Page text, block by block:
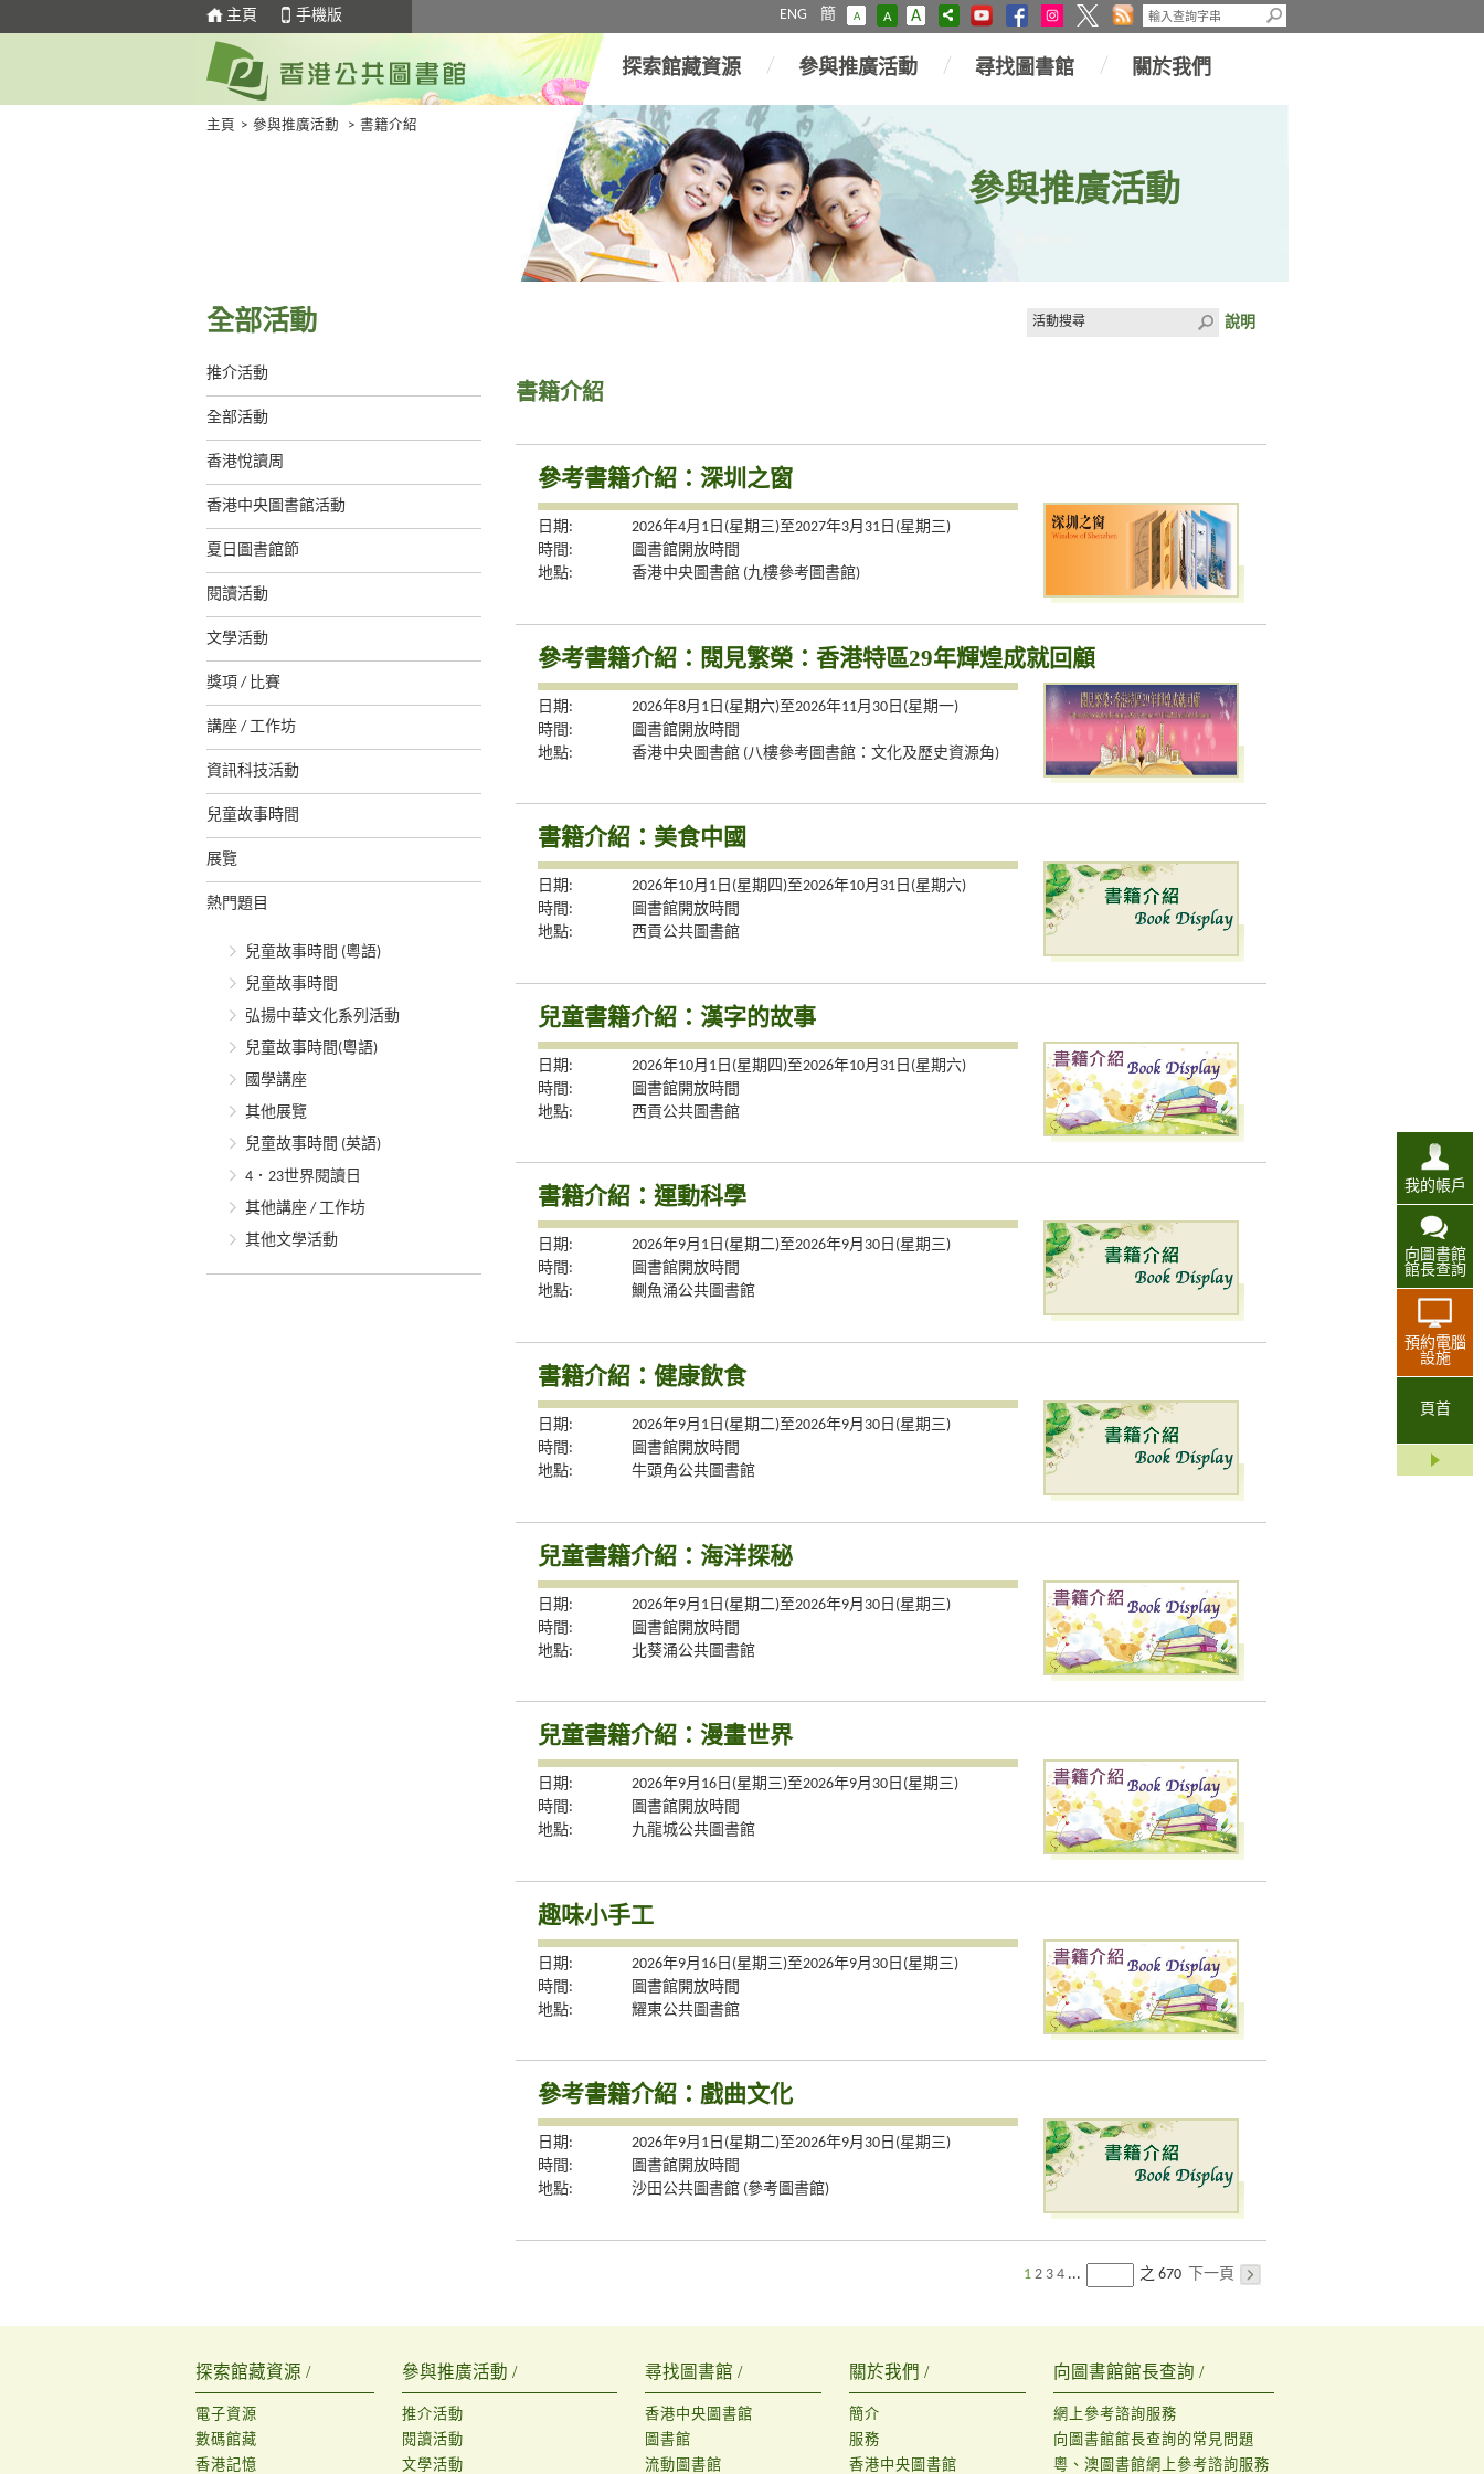
主頁 手機版 ENG 簡 A A A
我的帳戶
向圖書館
館長查詢
預約電腦
設施
頁首
探索館藏資源 參與推廣活動 尋找圖書館 關於我們
主頁 > 參與推廣活動 > 書籍介紹
參與推廣活動
全部活動
推介活動
全部活動
香港悅讀周
香港中央圖書館活動
夏日圖書館節
閱讀活動
文學活動
獎項 / 比賽
講座 / 工作坊
資訊科技活動
兒童故事時間
展覽
熱門題目
兒童故事時間 (粵語)
兒童故事時間
弘揚中華文化系列活動
兒童故事時間(粵語)
國學講座
其他展覽
兒童故事時間 (英語)
4．23世界閱讀日
其他講座 / 工作坊
其他文學活動
說明
書籍介紹
參考書籍介紹：深圳之窗
日期:
2026年4月1日(星期三)至2027年3月31日(星期三)
時間:
圖書館開放時間
地點:
香港中央圖書館 (九樓參考圖書館)
參考書籍介紹：閱見繁榮：香港特區29年輝煌成就回顧
日期:
2026年8月1日(星期六)至2026年11月30日(星期一)
時間:
圖書館開放時間
地點:
香港中央圖書館 (八樓參考圖書館：文化及歷史資源角)
書籍介紹：美食中國
日期:
2026年10月1日(星期四)至2026年10月31日(星期六)
時間:
圖書館開放時間
地點:
西貢公共圖書館
兒童書籍介紹：漢字的故事
日期:
2026年10月1日(星期四)至2026年10月31日(星期六)
時間:
圖書館開放時間
地點:
西貢公共圖書館
書籍介紹：運動科學
日期:
2026年9月1日(星期二)至2026年9月30日(星期三)
時間:
圖書館開放時間
地點:
鰂魚涌公共圖書館
書籍介紹：健康飲食
日期:
2026年9月1日(星期二)至2026年9月30日(星期三)
時間:
圖書館開放時間
地點:
牛頭角公共圖書館
兒童書籍介紹：海洋探秘
日期:
2026年9月1日(星期二)至2026年9月30日(星期三)
時間:
圖書館開放時間
地點:
北葵涌公共圖書館
兒童書籍介紹：漫畫世界
日期:
2026年9月16日(星期三)至2026年9月30日(星期三)
時間:
圖書館開放時間
地點:
九龍城公共圖書館
趣味小手工
日期:
2026年9月16日(星期三)至2026年9月30日(星期三)
時間:
圖書館開放時間
地點:
耀東公共圖書館
參考書籍介紹：戲曲文化
日期:
2026年9月1日(星期二)至2026年9月30日(星期三)
時間:
圖書館開放時間
地點:
沙田公共圖書館 (參考圖書館)
1 2 3 4 ... 之 670 下一頁
探索館藏資源 /
電子資源
數碼館藏
香港記憶
參與推廣活動 /
推介活動
閱讀活動
文學活動
尋找圖書館 /
香港中央圖書館
圖書館
流動圖書館
關於我們 /
簡介
服務
香港中央圖書館
向圖書館館長查詢 /
網上參考諮詢服務
向圖書館館長查詢的常見問題
粵、澳圖書館網上參考諮詢服務